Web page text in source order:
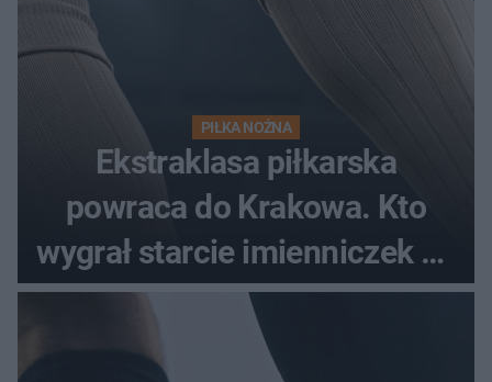
PIŁKA NOŻNA
Ekstraklasa piłkarska
powraca do Krakowa. Kto
wygrał starcie imienniczek na
pełnym stadionie